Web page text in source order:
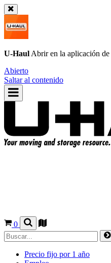
U-Haul Abrir en la aplicación de
Abierto
Saltar al contenido
0
Precio fijo por 1 año